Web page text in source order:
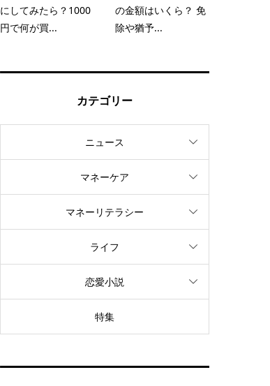
にしてみたら？1000
円で何が買...
の金額はいくら？ 免
除や猶予...
カテゴリー
ニュース
マネーケア
マネーリテラシー
ライフ
恋愛小説
特集